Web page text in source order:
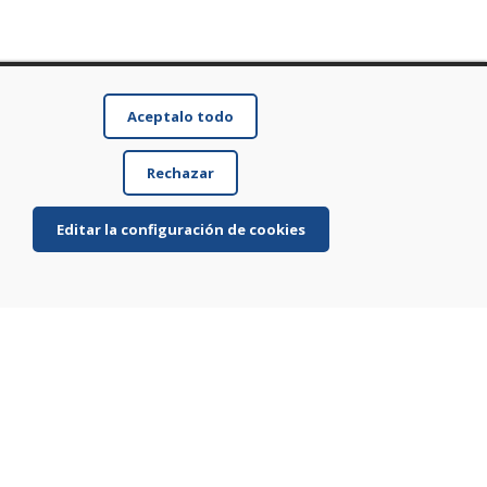
Aceptalo todo
Rechazar
Editar la configuración de cookies